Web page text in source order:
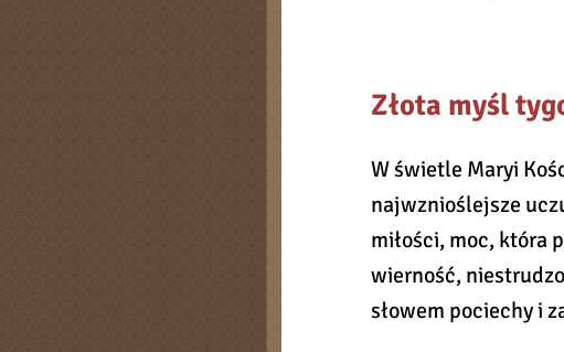
Złota myśl
W świetle Maryi
najwznioślejsze
miłości, moc, która
wierność,
słowem pociechy i